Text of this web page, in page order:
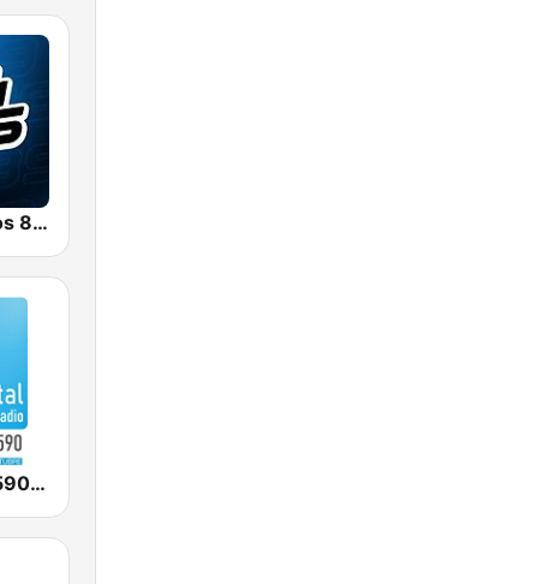
Radio Con Vos 89.9
Continental 590 AM